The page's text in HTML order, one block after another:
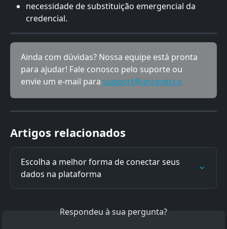
necessidade de substituição emergencial da
credencial.
Ainda com dúvidas? Nossa equipe está pronta
para ajudar! Fale conosco pelo suporte ou
envie um e-mail para support@uncover.co
Artigos relacionados
Escolha a melhor forma de conectar seus
dados na plataforma
Respondeu à sua pergunta?